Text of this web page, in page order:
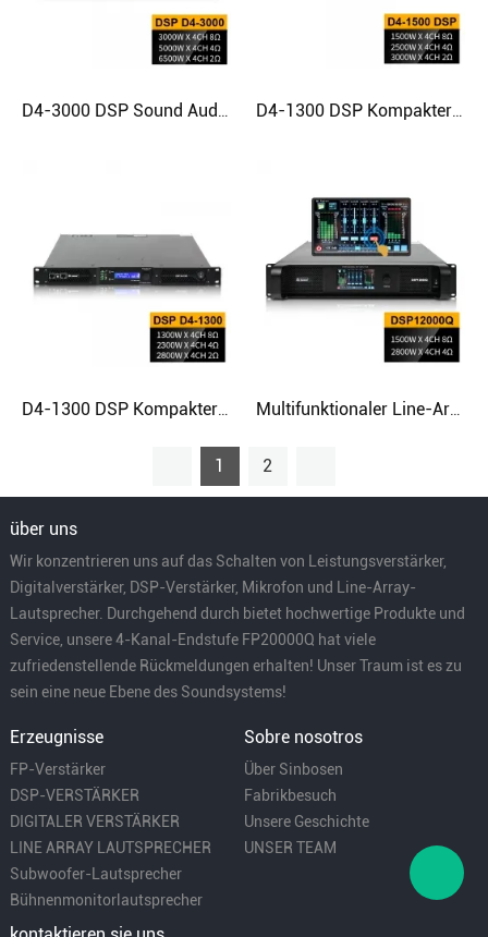
1 2
über uns
Wir konzentrieren uns auf das Schalten von Leistungsverstärker,
Digitalverstärker, DSP-Verstärker, Mikrofon und Line-Array-
Lautsprecher. Durchgehend durch bietet hochwertige Produkte und
Service, unsere 4-Kanal-Endstufe FP20000Q hat viele
zufriedenstellende Rückmeldungen erhalten! Unser Traum ist es zu
sein eine neue Ebene des Soundsystems!
Erzeugnisse
FP-Verstärker
DSP-VERSTÄRKER
DIGITALER VERSTÄRKER
LINE ARRAY LAUTSPRECHER
Subwoofer-Lautsprecher
Bühnenmonitorlautsprecher
Sobre nosotros
Über Sinbosen
Fabrikbesuch
Unsere Geschichte
UNSER TEAM